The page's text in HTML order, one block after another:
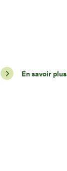
En savoir plus